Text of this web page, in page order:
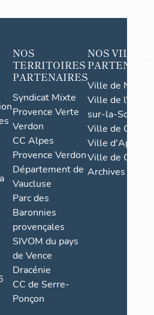
NOS
TERRITOIRES
PARTENAIRES
Syndicat Mixte
Provence Verte
Verdon
CC Alpes
Provence Verdon
Département de
Vaucluse
Parc des
Baronnies
provençales
SIVOM du pays
de Vence
Dracénie
CC de Serre-
Ponçon
NOS VILLES
Ville de Nice
Ville de l'Isle-
sur-la-Sorgue
Ville de Grasse
Ville d'Apt
Ville de
Archives